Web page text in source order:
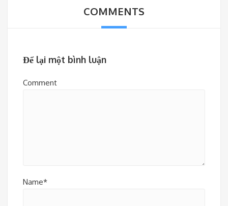
COMMENTS
Để lại một bình luận
Comment
Name*